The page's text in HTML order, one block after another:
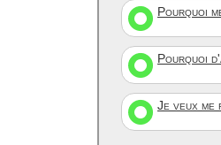
Pourquoi
Pourquoi
Je veux